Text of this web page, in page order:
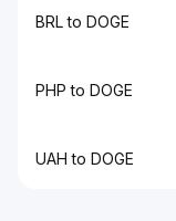
BRL to DOGE
PHP to DOGE
UAH to DOGE